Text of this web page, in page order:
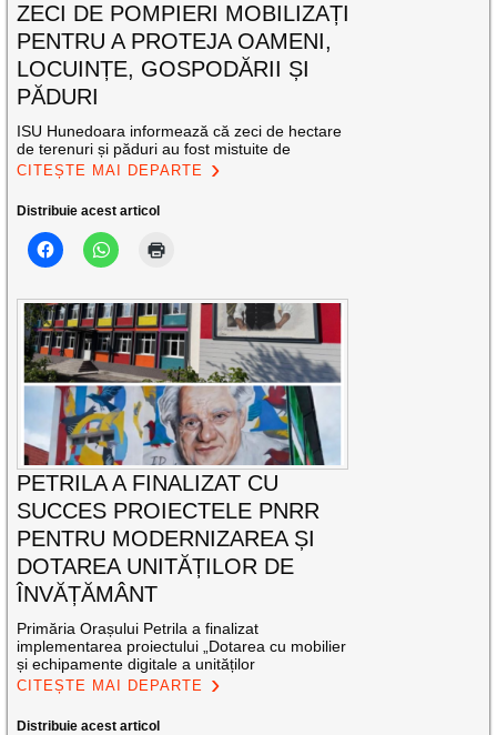
ZECI DE POMPIERI MOBILIZAȚI
PENTRU A PROTEJA OAMENI,
LOCUINȚE, GOSPODĂRII ȘI
PĂDURI
ISU Hunedoara informează că zeci de hectare
de terenuri și păduri au fost mistuite de
CITEȘTE MAI DEPARTE
Distribuie acest articol
PETRILA A FINALIZAT CU
SUCCES PROIECTELE PNRR
PENTRU MODERNIZAREA ȘI
DOTAREA UNITĂȚILOR DE
ÎNVĂȚĂMÂNT
Primăria Orașului Petrila a finalizat
implementarea proiectului „Dotarea cu mobilier
și echipamente digitale a unităților
CITEȘTE MAI DEPARTE
Distribuie acest articol